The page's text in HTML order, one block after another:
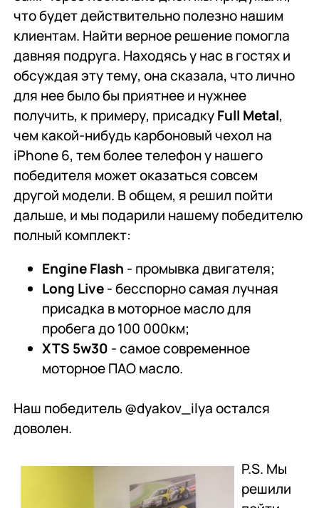
что будет действительно полезно нашим
клиентам. Найти верное решение помогла
давняя подруга. Находясь у нас в гостях и
обсуждая эту тему, она сказала, что лично
для нее было бы приятнее и нужнее
получить, к примеру, присадкуFull Metal,
чем какой-нибудь карбоновый чехол на
iPhone 6, тем более телефон у нашего
победителя может оказаться совсем
другой модели. В общем, я решил пойти
дальше, и мы подарили нашему победителю
полный комплект:
EngineFlash - промывка двигателя;
Long Live- бесспорно самая лучная
присадка в моторное масло для
пробега до 100 000км;
XTS 5w30 - самое современное
моторное ПАО масло.
Наш победитель@dyakov_ilyaостался
доволен.
P.S. Мы
решили